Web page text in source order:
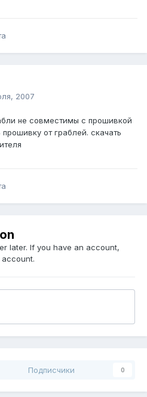
2007
не совместимы с прошивкой
от граблей. скачать
later. If you have an account,
Подписчики 0